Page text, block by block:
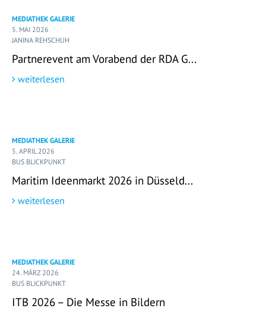
MEDIATHEK GALERIE
5. MAI 2026
JANINA REHSCHUH
Partnerevent am Vorabend der RDA G...
weiterlesen
MEDIATHEK GALERIE
5. APRIL 2026
BUS BLICKPUNKT
Maritim Ideenmarkt 2026 in Düsseld...
weiterlesen
MEDIATHEK GALERIE
24. MÄRZ 2026
BUS BLICKPUNKT
ITB 2026 – Die Messe in Bildern